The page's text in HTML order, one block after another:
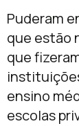
Puderam
que estão
que
ensino
escolas